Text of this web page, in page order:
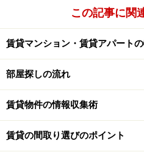
この記事に関
賃貸マンション・賃貸アパート
部屋探しの流れ
賃貸物件の情報収集術
賃貸の間取り選びのポイント